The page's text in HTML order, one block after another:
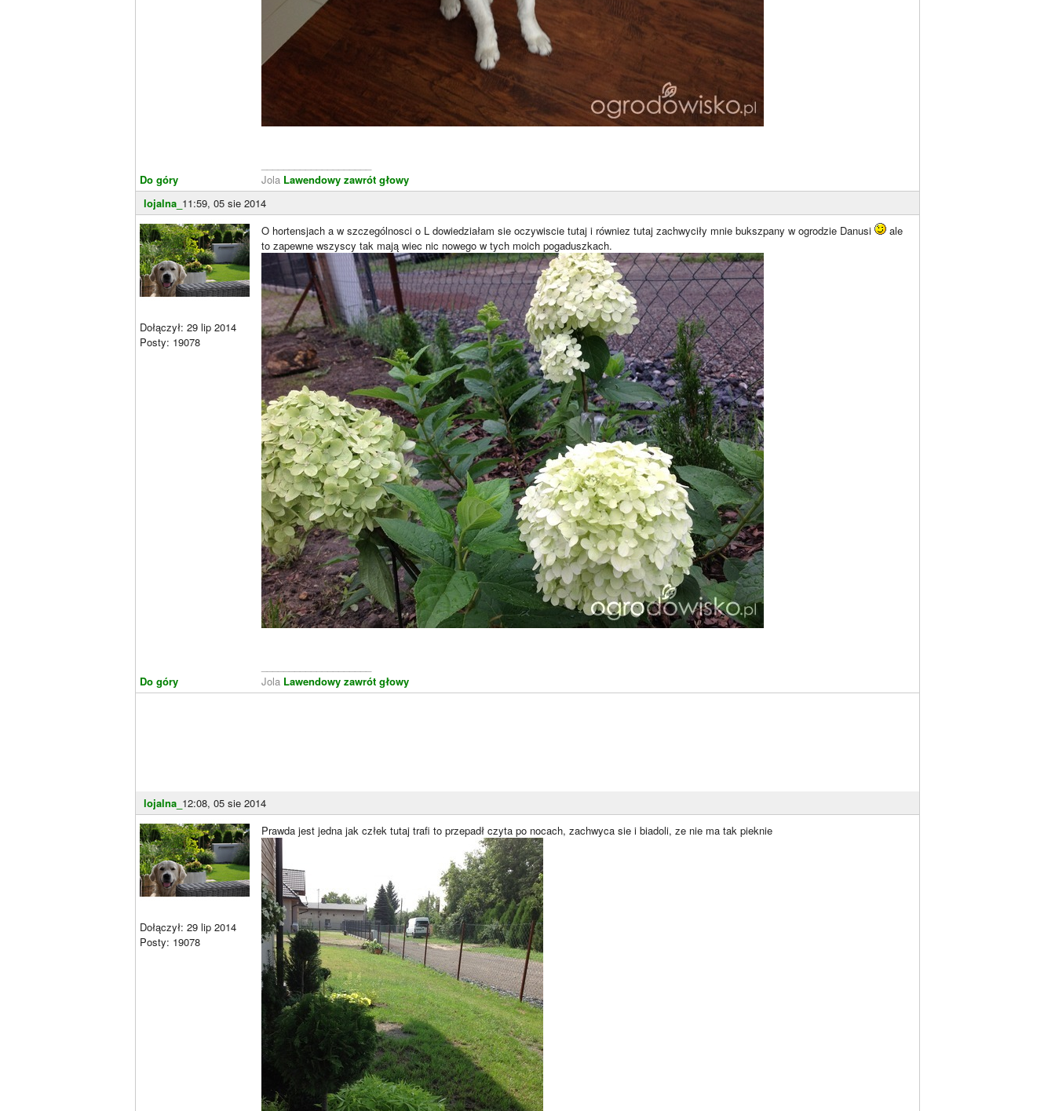
Do góry
Jola Lawendowy zawrót głowy
lojalna_ 11:59, 05 sie 2014
Dołączył: 29 lip 2014
Posty: 19078
Do góry
O hortensjach a w szczególnosci o L dowiedziałam sie oczywiscie tutaj i równiez tutaj zachwyciły mnie bukszpany w ogrodzie Danusi
ale
to zapewne wszyscy tak mają wiec nic nowego w tych moich pogaduszkach.
Jola Lawendowy zawrót głowy
lojalna_ 12:08, 05 sie 2014
Dołączył: 29 lip 2014
Posty: 19078
Prawda jest jedna jak człek tutaj trafi to przepadł czyta po nocach, zachwyca sie i biadoli, ze nie ma tak pieknie